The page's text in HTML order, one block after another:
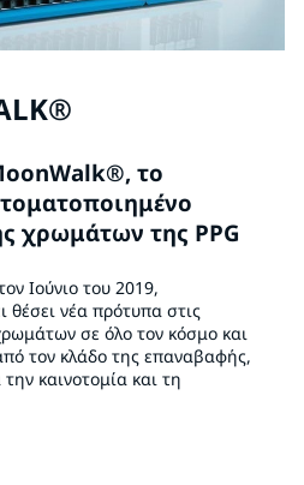
το
χρωμάτων της PPG
Ιούνιο του 2019,
θέσει νέα πρότυπα στις
σε όλο τον κόσμο και
τον κλάδο της επαναβαφής,
καινοτομία και τη